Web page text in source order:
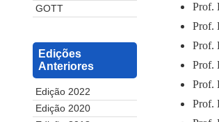
GOTT
Edições
Anteriores
Edição 2022
Edição 2020
Prof.
Prof.
Prof.
Prof.
Prof.
Prof.